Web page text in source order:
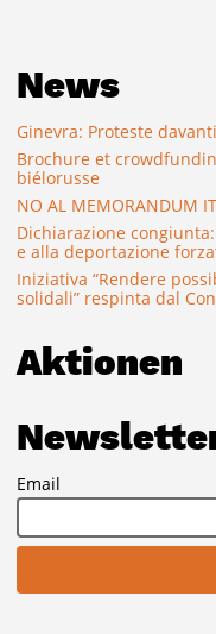
News
Ginevra: Proteste
Brochure et
biélorusse
NO AL MEMORANDUM
Dichiarazione
e alla deportazione
Iniziativa “Rendere
solidali” respinta dal
Aktionen
Email